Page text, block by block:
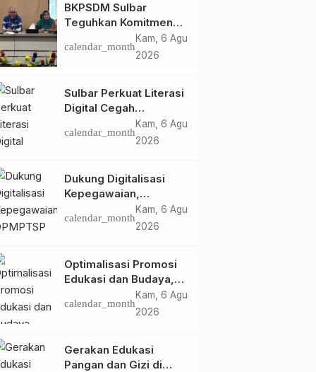
BKPSDM Sulbar
Teguhkan Komitmen
Pengembangan
Kompetensi ASN
Perjanjian Tugas
Belajar 2026
calendar_month
Kam, 6 Agu
2026
Sulbar Perkuat Literasi
Digital Cegah
Kejahatan Love
Scamming
calendar_month
Kam, 6 Agu
2026
Dukung Digitalisasi
Kepegawaian,
DPMPTSP Sulbar Siap
Terapkan Aplikasi
calendar_month
Kam, 6 Agu
2026
Optimalisasi Promosi
Edukasi dan Budaya,
Anjungan Provinsi
Sulawesi Barat Perkuat
TMII
calendar_month
Kam, 6 Agu
2026
Gerakan Edukasi
Pangan dan Gizi di